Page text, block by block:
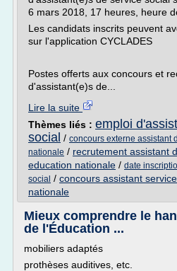
6 mars 2018, 17 heures, heure
Les candidats inscrits peuvent
sur l'application CYCLADES
Postes offerts aux concours et
d'assistant(e)s de...
Lire la suite
Thèmes liés : emploi
social / concours externe assistant
nationale / recrutement assistant
education nationale / date
social / concours assistant
nationale
Mieux comprendre le
de l'Éducation ...
mobiliers adaptés
prothèses auditives, etc.